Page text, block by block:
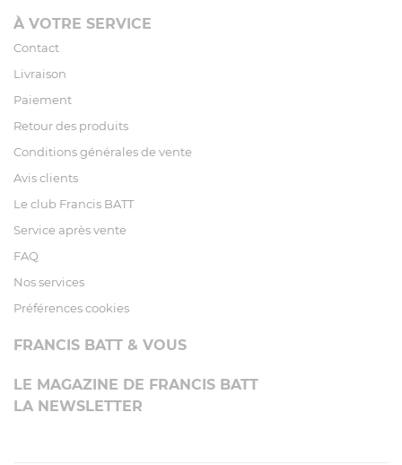
À VOTRE SERVICE
Contact
Livraison
Paiement
Retour des produits
Conditions générales de vente
Avis clients
Le club Francis BATT
Service après vente
FAQ
Nos services
Préférences cookies
FRANCIS BATT & VOUS
LE MAGAZINE DE FRANCIS BATT
LA NEWSLETTER